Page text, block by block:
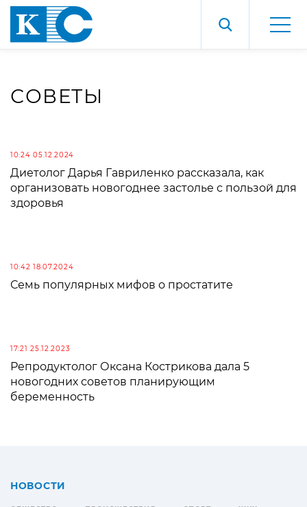
СОВЕТЫ
10:24 05.12.2024
Диетолог Дарья Гавриленко рассказала, как
организовать новогоднее застолье с пользой для
здоровья
10:42 18.07.2024
Семь популярных мифов о простатите
17:21 25.12.2023
Репродуктолог Оксана Кострикова дала 5
новогодних советов планирующим
беременность
НОВОСТИ